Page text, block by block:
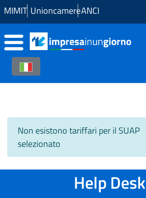
Skip to Main Content
MIMIT UnioncamereANCI
Non esistono tariffari per il SUAP
selezionato
Help Desk